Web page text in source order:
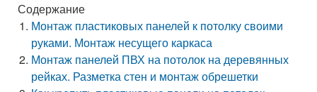
Содержание
Монтаж пластиковых панелей к потолку своими
руками. Монтаж несущего каркаса
Монтаж панелей ПВХ на потолок на деревянных
рейках. Разметка стен и монтаж обрешетки